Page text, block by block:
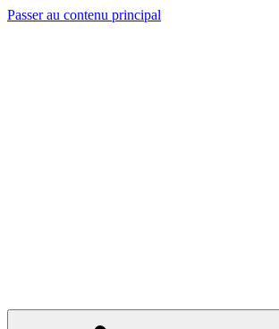
Passer au contenu principal